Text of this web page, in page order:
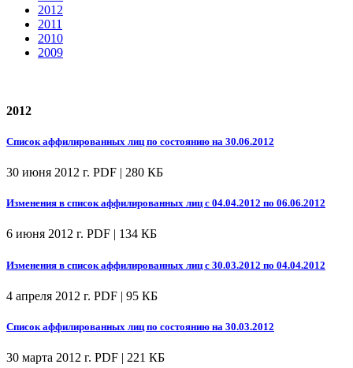
2012
2011
2010
2009
2012
Список аффилированных лиц по состоянию на 30.06.2012
30 июня 2012 г. PDF | 280 КБ
Изменения в список аффилированных лиц с 04.04.2012 по 06.06.2012
6 июня 2012 г. PDF | 134 КБ
Изменения в список аффилированных лиц с 30.03.2012 по 04.04.2012
4 апреля 2012 г. PDF | 95 КБ
Список аффилированных лиц по состоянию на 30.03.2012
30 марта 2012 г. PDF | 221 КБ